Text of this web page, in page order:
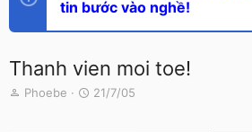
tin bước vào nghề!
Thanh vien moi toe!
T
Phoebe
N
21/7/05